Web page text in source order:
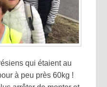
qui étaient au
à peu près 60kg !